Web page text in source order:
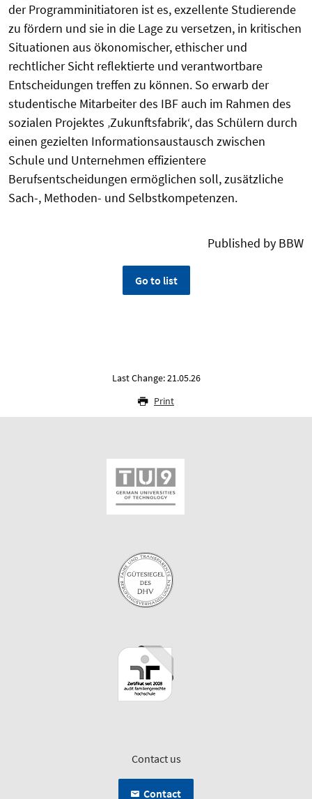
der Programminitiatoren ist es, exzellente Studierende
zu fördern und sie in die Lage zu versetzen, in kritischen
Situationen aus ökonomischer, ethischer und
rechtlicher Sicht reflektierte und verantwortbare
Entscheidungen treffen zu können. So erwarb der
studentische Mitarbeiter des IBF auch im Rahmen des
sozialen Projektes ‚Zukunftsfabrik‘, das Schülern durch
einen gezielten Informationsaustausch zwischen
Schule und Unternehmen effizientere
Berufsentscheidungen ermöglichen soll, zusätzliche
Sach-, Methoden- und Selbstkompetenzen.
Published by BBW
Go to list
Last Change: 21.05.26
Print
Contact us
Contact